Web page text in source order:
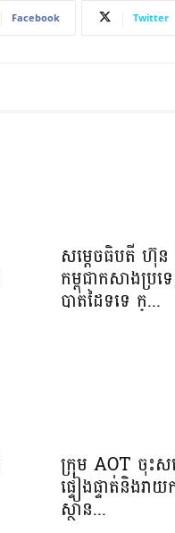
Facebook Twitter
សម្ដេចធិបតី ហ៊ុ
កម្ពុជាកសាងប្រ
បាតដៃទទេ ក្...
ក្រុម AOT ចុះស
ផ្ទៀងផ្ទាត់និងរ
ស្ថាន...